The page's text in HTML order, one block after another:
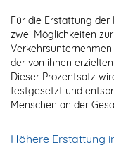
Für die Erstattung der
zwei Möglichkeiten
der von ihnen
Dieser Prozentsatz
festgesetzt und
Menschen an der
Höhere Erstattung